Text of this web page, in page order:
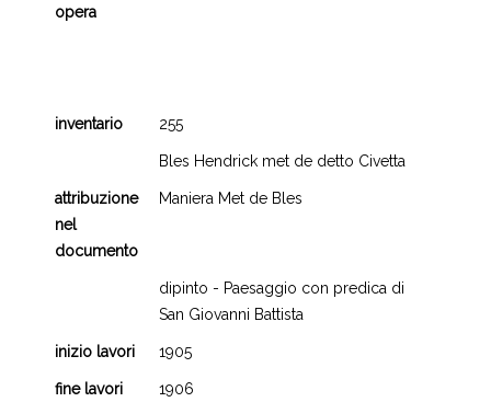
opera
inventario 255
Bles Hendrick met de detto Civetta
attribuzione
nel
documento
Maniera Met de Bles
dipinto - Paesaggio con predica di
San Giovanni Battista
inizio lavori 1905
fine lavori 1906